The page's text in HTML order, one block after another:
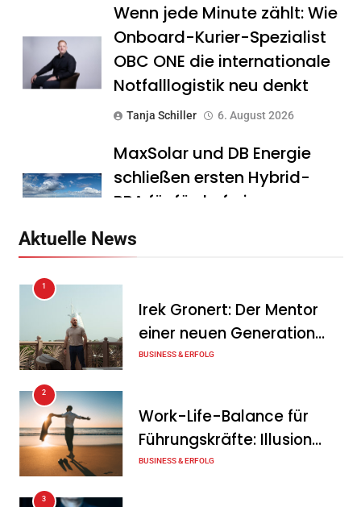
Wenn jede Minute zählt: Wie
Onboard-Kurier-Spezialist
OBC ONE die internationale
Notfalllogistik neu denkt
Tanja Schiller 6. August 2026
MaxSolar und DB Energie
schließen ersten Hybrid-
PPA für förderfreie
Tanja Schiller
Geschäftsverlauf im
zweiten Quartal
Intersolar-Trend 2026:
Warum Batteriespeicher
zum wichtigsten Baustein
der Energiewende werden
Aktuelle News
1
Irek Gronert: Der Mentor
einer neuen Generation
von Unternehmern
BUSINESS & ERFOLG
2
Work-Life-Balance für
Führungskräfte: Illusion
oder echte Chance?
BUSINESS & ERFOLG
3